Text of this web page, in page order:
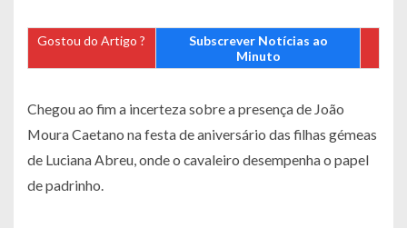
Gostou do Artigo ?
Subscrever Notícias ao
Minuto
Chegou ao fim a incerteza sobre a presença de João
Moura Caetano na festa de aniversário das filhas gémeas
de Luciana Abreu, onde o cavaleiro desempenha o papel
de padrinho.